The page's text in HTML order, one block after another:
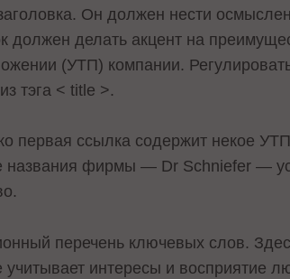
Он должен нести
делать акцент на
(УТП) компании.
тэга < title >.
первая ссылка содержит некое
названия фирмы — Dr Schniefer —
перечень ключевых слов.
учитывает интересы и восприятие